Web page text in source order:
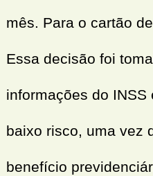
mês. Para o cartão
Essa decisão foi
informações do
baixo risco, uma vez
benefício